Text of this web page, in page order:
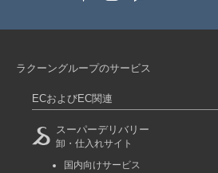
ラクーングループのサービス
ECおよびEC関連
スーパーデリバリー
卸・仕入れサイト
国内向けサービス